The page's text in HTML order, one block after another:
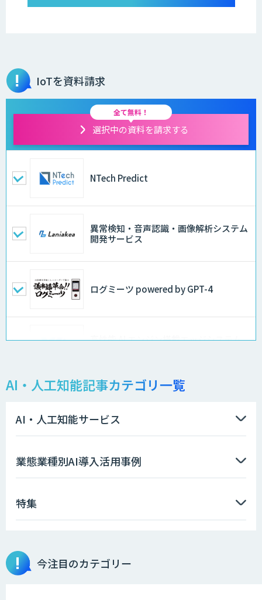
IoTを資料請求
全て無料！
選択中の資料を請求する
NTech Predict
異常検知・音声認識・画像解析システム
開発サービス
ログミーツ powered by GPT-4
高性能 AI エンジン搭載エッジシステム
AI活用サービス
顔パス勤怠&顔パスストレスチェッカー
AI・人工知能記事カテゴリ一覧
AI・人工知能サービス
業態業種別AI導入活用事例
特集
今注目のカテゴリー